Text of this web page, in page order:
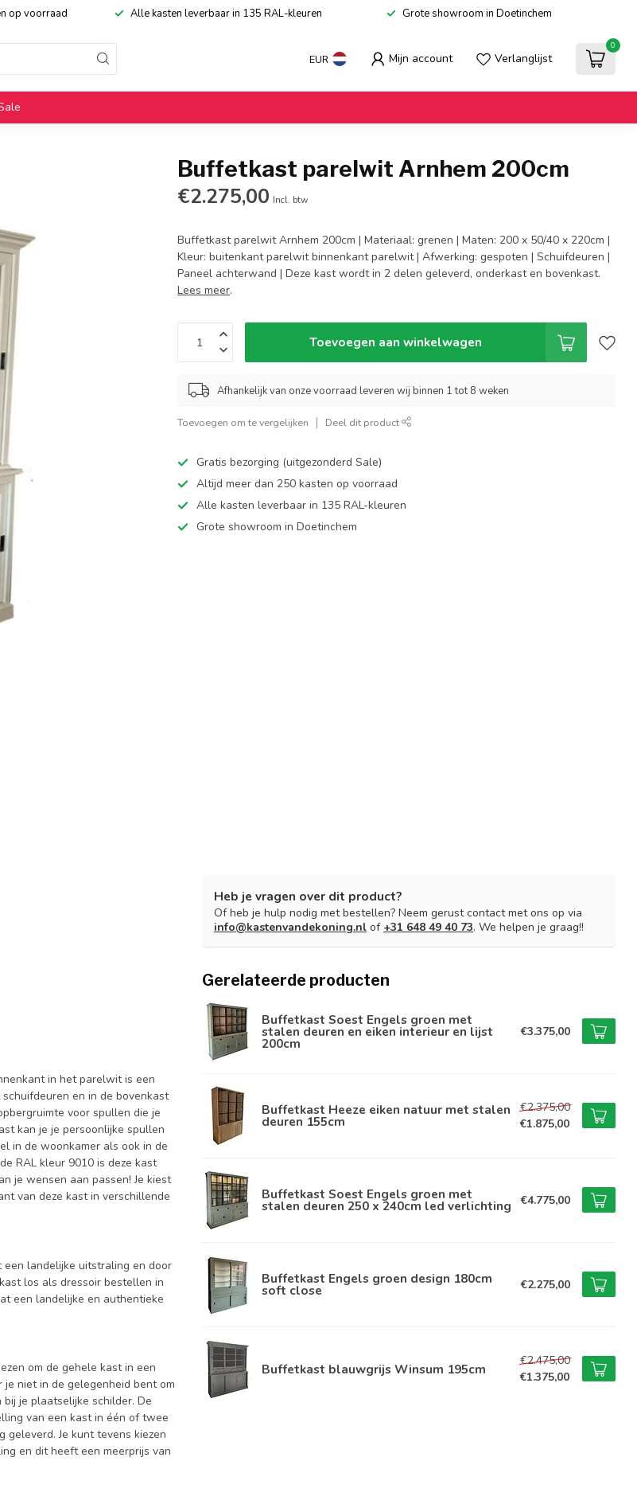
op voorraad Alle kasten leverbaar in 135 RAL-kleuren Grote showroom in Doetinchem
EUR Mijn account Verlanglijst
0
Buffetkast parelwit Arnhem 200cm
€2.275,00 Incl. btw
Buffetkast parelwit Arnhem 200cm | Materiaal: grenen | Maten: 200 x 50/40 x 220cm |
Kleur: buitenkant parelwit binnenkant parelwit | Afwerking: gespoten | Schuifdeuren |
Paneel achterwand | Deze kast wordt in 2 delen geleverd, onderkast en bovenkast.
Lees meer.
Toevoegen aan winkelwagen
Afhankelijk van onze voorraad leveren wij binnen 1 tot 8 weken
Toevoegen om te vergelijken Deel dit product
Gratis bezorging (uitgezonderd Sale)
Altijd meer dan 250 kasten op voorraad
Alle kasten leverbaar in 135 RAL-kleuren
Grote showroom in Doetinchem
in het parelwit is een
en in de bovenkast
voor spullen die je
kan je je persoonlijke spullen
in de woonkamer als ook in de
RAL kleur 9010 is deze kast
je wensen aan passen! Je kiest
van deze kast in verschillende
landelijke uitstraling en door
los als dressoir bestellen in
een landelijke en authentieke
om de gehele kast in een
niet in de gelegenheid bent om
je plaatselijke schilder. De
van een kast in één of twee
Je kunt tevens kiezen
en dit heeft een meerprijs van
Heb je vragen over dit product?
Of heb je hulp nodig met bestellen? Neem gerust contact met ons op via
info@kastenvandekoning.nl of +31 648 49 40 73. We helpen je graag!!
Gerelateerde producten
Buffetkast Soest Engels groen met
stalen deuren en eiken interieur en lijst
200cm
€3.375,00
Buffetkast Heeze eiken natuur met stalen
deuren 155cm
€2.375,00
€1.875,00
Buffetkast Soest Engels groen met
stalen deuren 250 x 240cm led verlichting €4.775,00
Buffetkast Engels groen design 180cm
soft close €2.275,00
Buffetkast blauwgrijs Winsum 195cm
€2.475,00
€1.375,00